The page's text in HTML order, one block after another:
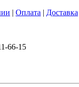
| Оплата | Доставка
66-15